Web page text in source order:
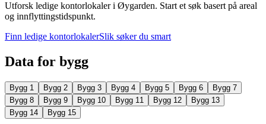
Utforsk ledige kontorlokaler i Øygarden. Start et søk basert på areal
og innflyttingstidspunkt.
Finn ledige kontorlokalerSlik søker du smart
Data for bygg
Bygg 1 Bygg 2 Bygg 3 Bygg 4 Bygg 5 Bygg 6 Bygg 7
Bygg 8 Bygg 9 Bygg 10 Bygg 11 Bygg 12 Bygg 13
Bygg 14 Bygg 15